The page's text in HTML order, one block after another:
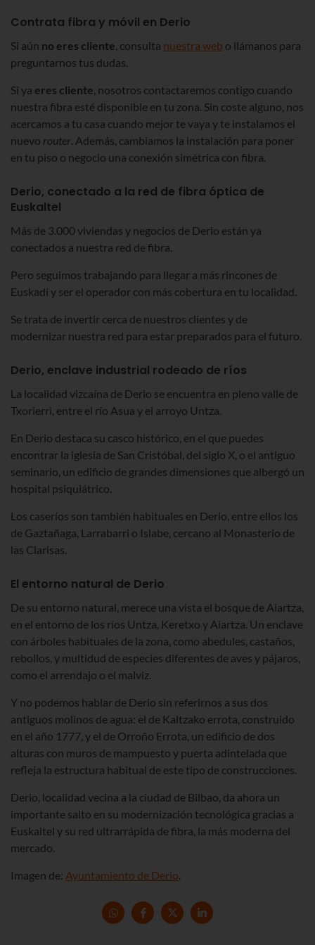
Contrata fibra y móvil en Derio
Si aún no eres cliente, consulta nuestra web o llámanos para
preguntarnos tus dudas.
Si ya eres cliente, nosotros contactaremos contigo cuando
nuestra fibra esté disponible en tu zona. Sin coste alguno, nos
acercamos a tu casa cuando mejor te vaya y te instalamos el
nuevo router. Además, cambiamos la instalación para poner
en tu piso o negocio una conexión simétrica con fibra.
Derio, conectado a la red de fibra óptica de
Euskaltel
Más de 3.000 viviendas y negocios de Derio están ya
conectados a nuestra red de fibra.
Pero seguimos trabajando para llegar a más rincones de
Euskadi y ser el operador con más cobertura en tu localidad.
Se trata de invertir cerca de nuestros clientes y de
modernizar nuestra red para estar preparados para el futuro.
Derio, enclave industrial rodeado de ríos
La localidad vizcaína de Derio se encuentra en pleno valle de
Txorierri, entre el río Asua y el arroyo Untza.
En Derio destaca su casco histórico, en el que puedes
encontrar la iglesia de San Cristóbal, del siglo X, o el antiguo
seminario, un edificio de grandes dimensiones que albergó un
hospital psiquiátrico.
Los caseríos son también habituales en Derio, entre ellos los
de Gaztañaga, Larrabarri o Islabe, cercano al Monasterio de
las Clarisas.
El entorno natural de Derio
De su entorno natural, merece una vista el bosque de Aiartza,
en el entorno de los ríos Untza, Keretxo y Aiartza. Un enclave
con árboles habituales de la zona, como abedules, castaños,
rebollos, y multidud de especies diferentes de aves y pájaros,
como el arrendajo o el malviz.
Y no podemos hablar de Derio sin referirnos a sus dos
antiguos molinos de agua: el de Kaltzako errota, construido
en el año 1777, y el de Orroño Errota, un edificio de dos
alturas con muros de mampuesto y puerta adintelada que
refleja la estructura habitual de este tipo de construcciones.
Derio, localidad vecina a la ciudad de Bilbao, da ahora un
importante salto en su modernización tecnológica gracias a
Euskaltel y su red ultrarrápida de fibra, la más moderna del
mercado.
Imagen de: Ayuntamiento de Derio.